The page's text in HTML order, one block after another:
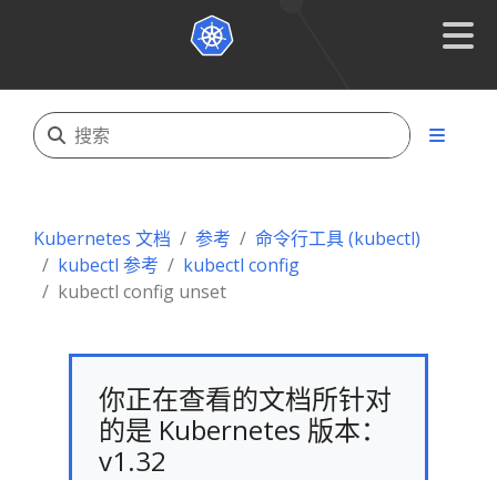
Kubernetes 文档 参考
命令行工具 (kubectl)
kubectl 参考
kubectl config
kubectl config unset
你正在查看的文档所针对
的是 Kubernetes 版本：
v1.32